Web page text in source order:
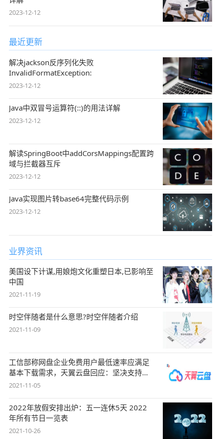
2023-12-12
最近更新
解决jackson反序列化失败
InvalidFormatException:
2023-12-12
Java中双冒号运算符(::)的用法详解
2023-12-12
解读SpringBoot中addCorsMappings配置跨
域与拦截器互斥
2023-12-12
Java实现图片转base64完整代码示例
2023-12-12
业界资讯
美国设下计谋,用娘炮文化重塑日本,已影响至
中国
2021-11-19
时空伴随者是什么意思?时空伴随者介绍
2021-11-09
工信部称网盘企业免费用户最低速率应满足
基本下载需求，天翼云盘回应：坚决支持，
始终
2021-11-05
2022年放假安排出炉：五一连休5天 2022
年所有节日一览表
2021-10-26